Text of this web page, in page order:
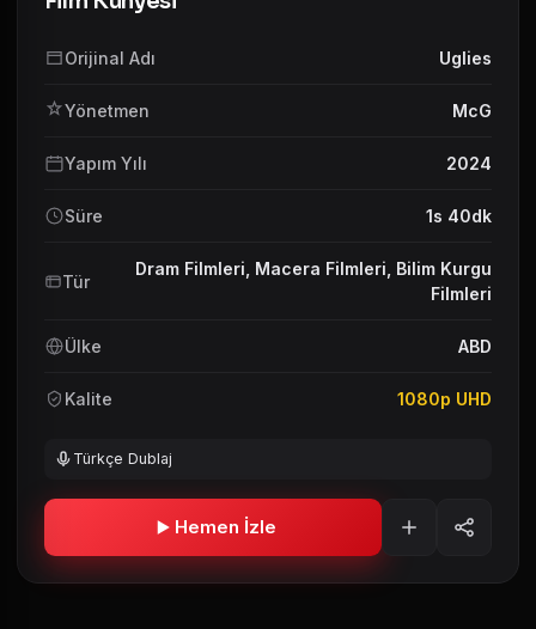
Orijinal Adı Uglies
Yönetmen McG
Yapım Yılı 2024
Süre 1s 40dk
Tür
Dram Filmleri, Macera Filmleri, Bilim Kurgu
Filmleri
Ülke ABD
Kalite 1080p UHD
Türkçe Dublaj
Hemen İzle